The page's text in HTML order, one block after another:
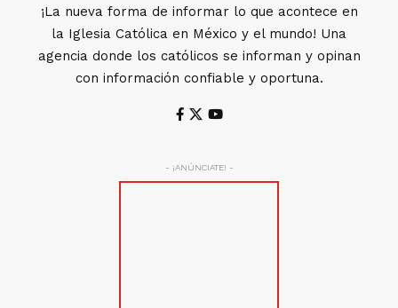
¡La nueva forma de informar lo que acontece en
la Iglesia Católica en México y el mundo! Una
agencia donde los católicos se informan y opinan
con información confiable y oportuna.
- ¡ANÚNCIATE! -